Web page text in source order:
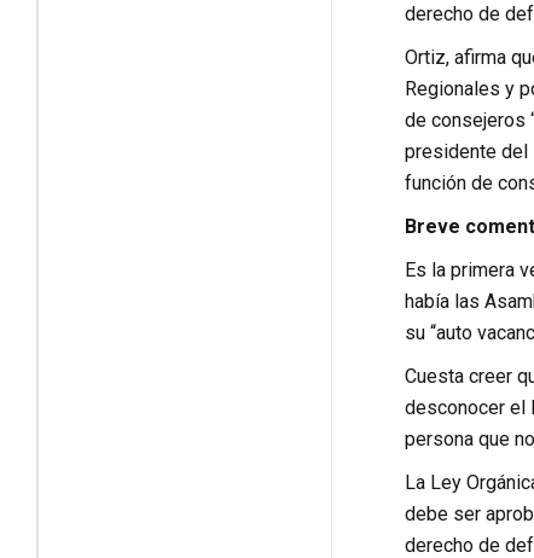
derecho de
Ortiz, afirma
Regionales y
de consejeros
presidente del
función de
Breve
Es la primera
había las
su “auto
Cuesta creer
desconocer el
persona que
La Ley
debe ser
derecho de